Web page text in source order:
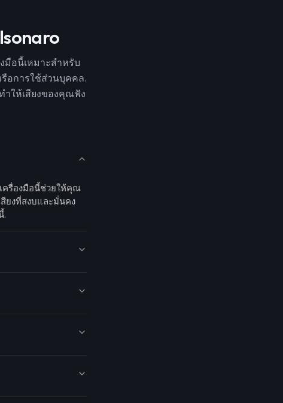
งมือนี้เหมาะสำหรับ
รือการใช้ส่วนบุคคล.
ำให้เสียงของคุณฟัง
ครื่องมือนี้ช่วยให้คุณ
ยงที่สงบและมั่นคง
.